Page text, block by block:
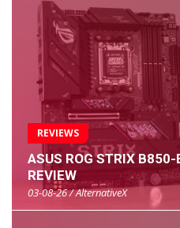
REVIEWS
ASUS ROG STRIX
REVIEW
03-08-26 / AlternativeX